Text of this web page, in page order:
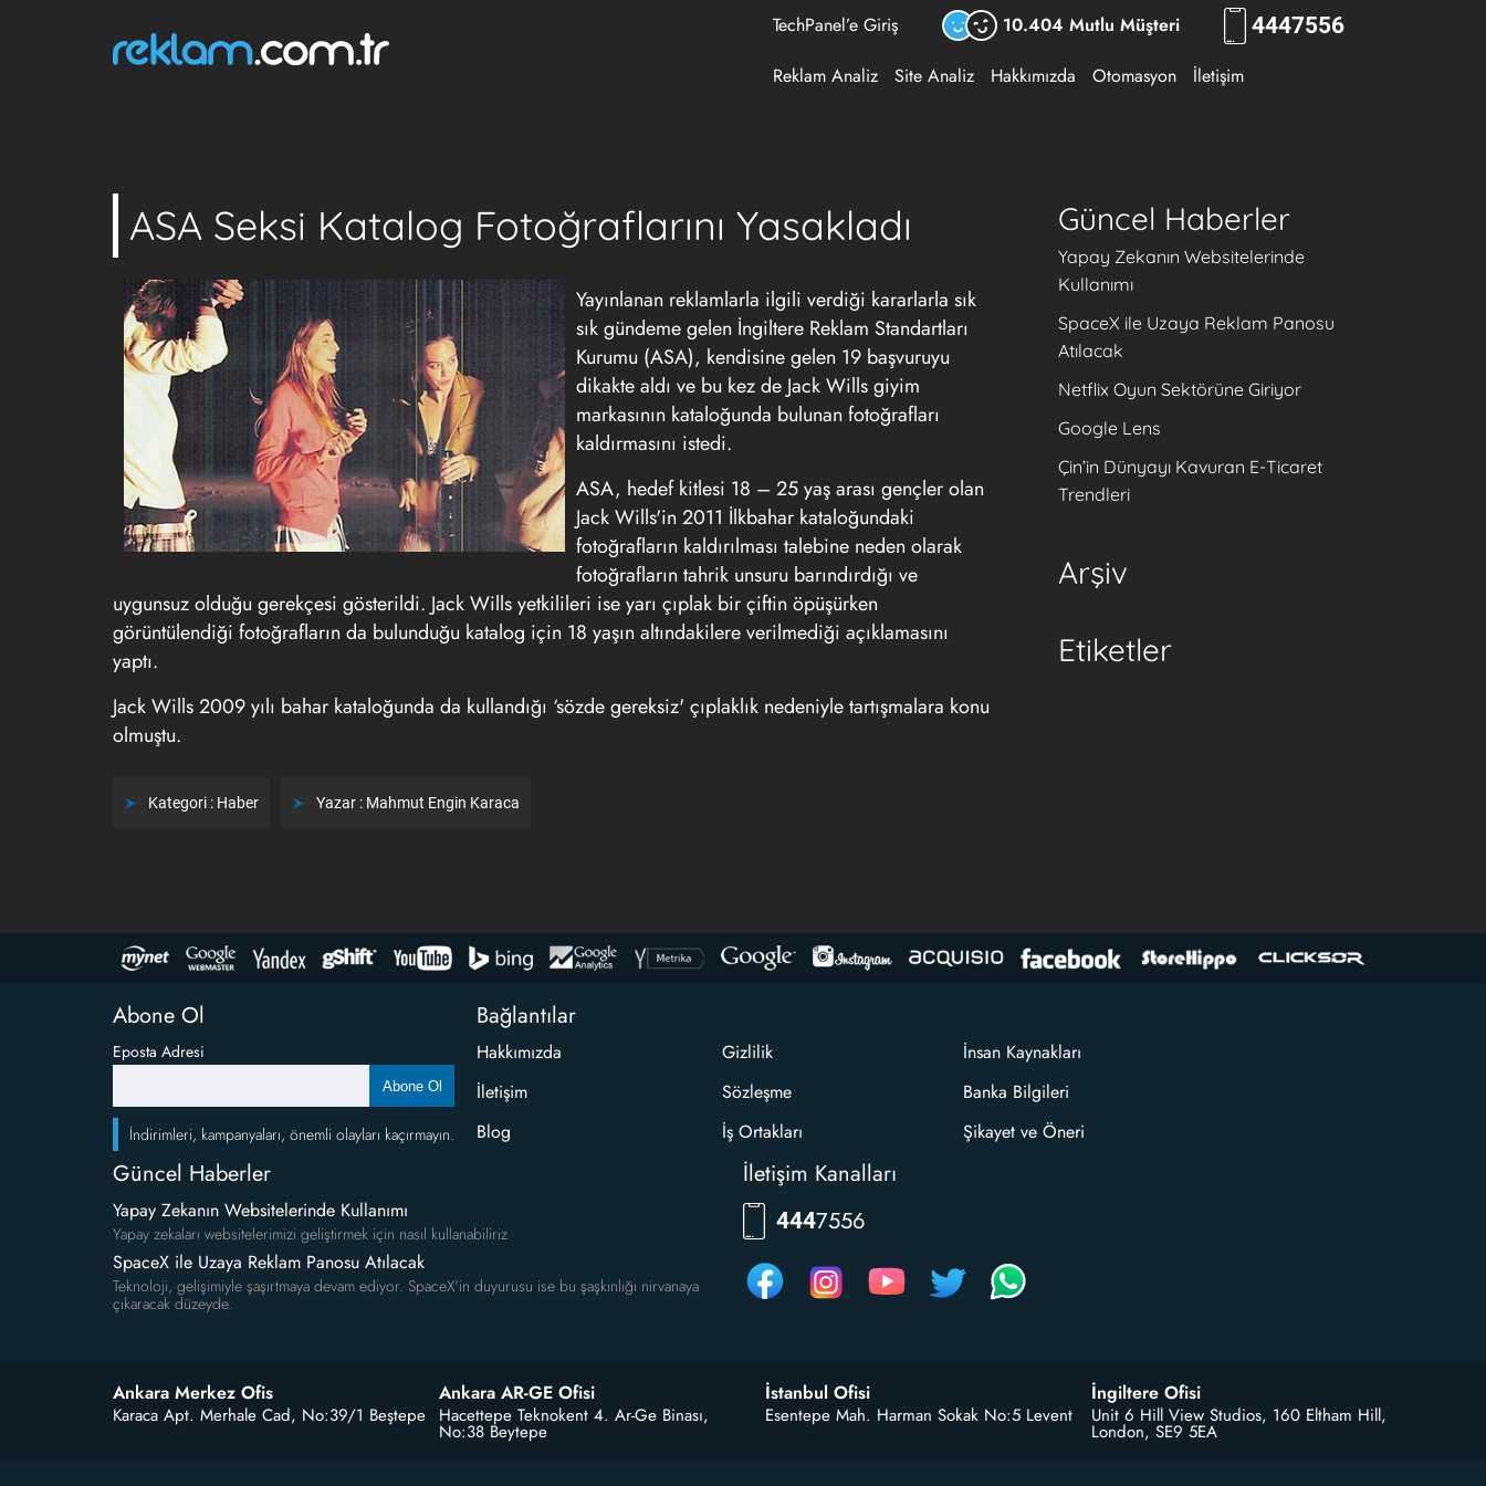
TechPanel’e Giriş 10.404 Mutlu Müşteri 4447556
Reklam Analiz Site Analiz Hakkımızda Otomasyon İletişim
ASA Seksi Katalog Fotoğraflarını Yasakladı
Yayınlanan reklamlarla ilgili verdiği kararlarla sık
sık gündeme gelen İngiltere Reklam Standartları
Kurumu (ASA), kendisine gelen 19 başvuruyu
dikakte aldı ve bu kez de Jack Wills giyim
markasının kataloğunda bulunan fotoğrafları
kaldırmasını istedi.
ASA, hedef kitlesi 18 – 25 yaş arası gençler olan
Jack Wills'in 2011 İlkbahar kataloğundaki
fotoğrafların kaldırılması talebine neden olarak
fotoğrafların tahrik unsuru barındırdığı ve
uygunsuz olduğu gerekçesi gösterildi. Jack Wills yetkilileri ise yarı çıplak bir çiftin öpüşürken
görüntülendiği fotoğrafların da bulunduğu katalog için 18 yaşın altındakilere verilmediği açıklamasını
yaptı.
Jack Wills 2009 yılı bahar kataloğunda da kullandığı ‘sözde gereksiz' çıplaklık nedeniyle tartışmalara konu
olmuştu.
Kategori : Haber Yazar : Mahmut Engin Karaca
Güncel Haberler
Yapay Zekanın Websitelerinde
Kullanımı
SpaceX ile Uzaya Reklam Panosu
Atılacak
Netflix Oyun Sektörüne Giriyor
Google Lens
Çin’in Dünyayı Kavuran E-Ticaret
Trendleri
Arşiv
Etiketler
Abone Ol
Eposta Adresi
Abone Ol
İndirimleri, kampanyaları, önemli olayları kaçırmayın.
Güncel Haberler
Yapay Zekanın Websitelerinde Kullanımı
Yapay zekaları websitelerimizi geliştirmek için nasıl kullanabiliriz
SpaceX ile Uzaya Reklam Panosu Atılacak
Teknoloji, gelişimiyle şaşırtmaya devam ediyor. SpaceX'in duyurusu ise bu şaşkınlığı nirvanaya
çıkaracak düzeyde.
Bağlantılar
Hakkımızda
İletişim
Blog
Gizlilik
Sözleşme
İş Ortakları
İnsan Kaynakları
Banka Bilgileri
Şikayet ve Öneri
İletişim Kanalları
4447556
Ankara Merkez Ofis
Karaca Apt. Merhale Cad, No:39/1 Beştepe
Ankara AR-GE Ofisi
Hacettepe Teknokent 4. Ar-Ge Binası,
No:38 Beytepe
İstanbul Ofisi
Esentepe Mah. Harman Sokak No:5 Levent
İngiltere Ofisi
Unit 6 Hill View Studios, 160 Eltham Hill,
London, SE9 5EA